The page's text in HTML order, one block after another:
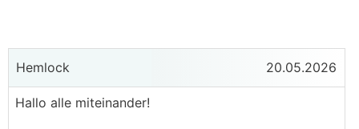
Hemlock 20.05.2026
Hallo alle miteinander!